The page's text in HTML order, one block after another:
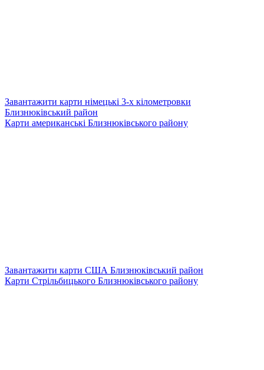
Завантажити карти німецькі 3-х кілометровки
Близнюківський район
Карти американські Близнюківського району
Завантажити карти США Близнюківський район
Карти Стрільбицького Близнюківського району